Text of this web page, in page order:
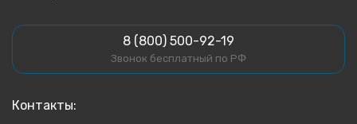
8 (800) 500-92-19
Звонок бесплатный по РФ
Контакты: